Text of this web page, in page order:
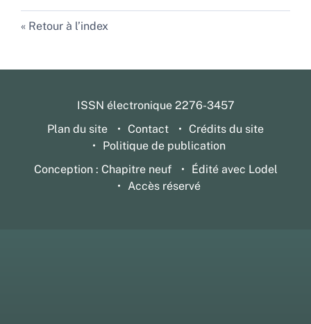
Retour à l’index
ISSN électronique 2276-3457
Plan du site
Contact
Crédits du site
Politique de publication
Conception : Chapitre neuf
Édité avec Lodel
Accès réservé